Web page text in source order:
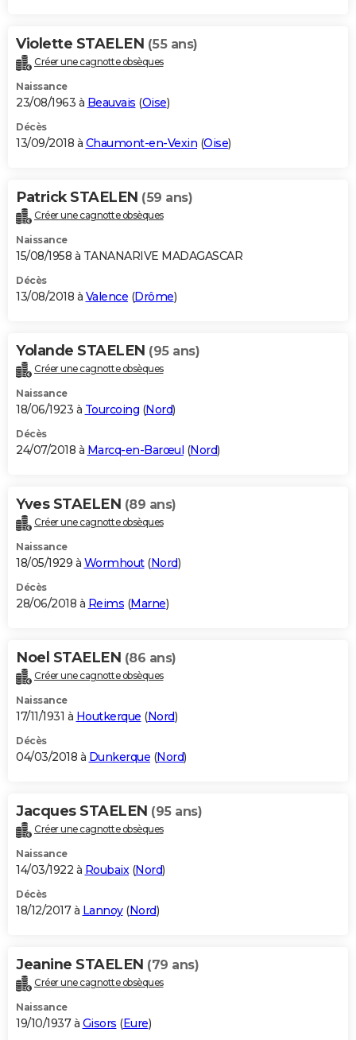
Violette STAELEN (55 ans)
Créer une cagnotte obsèques
Naissance
23/08/1963 à Beauvais (Oise)
Décès
13/09/2018 à Chaumont-en-Vexin (Oise)
Patrick STAELEN (59 ans)
Créer une cagnotte obsèques
Naissance
15/08/1958 à TANANARIVE MADAGASCAR
Décès
13/08/2018 à Valence (Drôme)
Yolande STAELEN (95 ans)
Créer une cagnotte obsèques
Naissance
18/06/1923 à Tourcoing (Nord)
Décès
24/07/2018 à Marcq-en-Barœul (Nord)
Yves STAELEN (89 ans)
Créer une cagnotte obsèques
Naissance
18/05/1929 à Wormhout(Nord)
Décès
28/06/2018 à Reims (Marne)
Noel STAELEN (86 ans)
Créer une cagnotte obsèques
Naissance
17/11/1931 à Houtkerque (Nord)
Décès
04/03/2018 à Dunkerque (Nord)
Jacques STAELEN (95 ans)
Créer une cagnotte obsèques
Naissance
14/03/1922 à Roubaix(Nord)
Décès
18/12/2017 à Lannoy(Nord)
Jeanine STAELEN (79 ans)
Créer une cagnotte obsèques
Naissance
19/10/1937 à Gisors (Eure)